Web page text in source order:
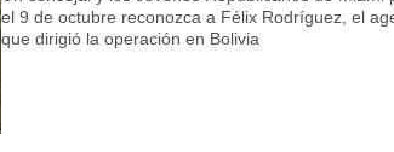
el 9 de octubre reconozca a Félix Rodríguez, el
que dirigió la operación en Bolivia